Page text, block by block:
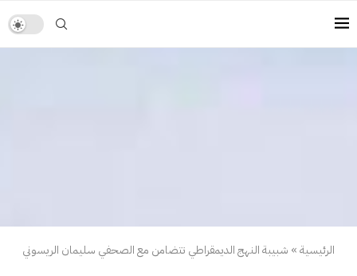
الرئيسية» شبيبة النهج الديمقراطي تتضامن مع الصحفي سليمان الريسوني